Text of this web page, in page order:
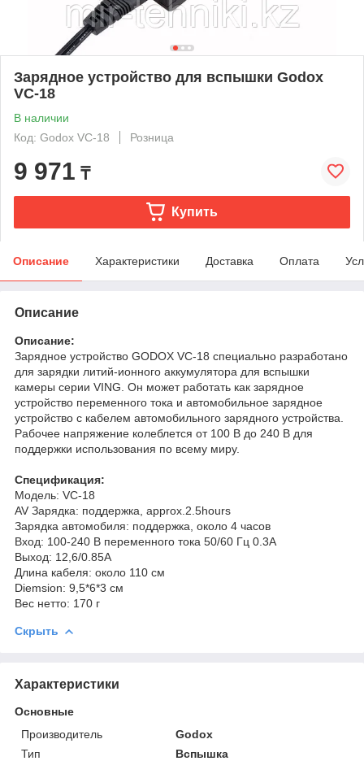
Зарядное устройство для вспышки Godox
VC-18
В наличии
Код: Godox VC-18
Розница
9 971 ₸
Купить
Описание Характеристики Доставка Оплата
Описание
Описание:
Зарядное устройство GODOX VC-18 специально разработано
для зарядки литий-ионного аккумулятора для вспышки
камеры серии VING. Он может работать как зарядное
устройство переменного тока и автомобильное зарядное
устройство с кабелем автомобильного зарядного устройства.
Рабочее напряжение колеблется от 100 В до 240 В для
поддержки использования по всему миру.
Спецификация:
Модель: VC-18
AV Зарядка: поддержка, approx.2.5hours
Зарядка автомобиля: поддержка, около 4 часов
Вход: 100-240 В переменного тока 50/60 Гц 0.3A
Выход: 12,6/0.85A
Длина кабеля: около 110 см
Diemsion: 9,5*6*3 см
Вес нетто: 170 г
Скрыть
Характеристики
Основные
Производитель
Godox
Тип
Вспышка